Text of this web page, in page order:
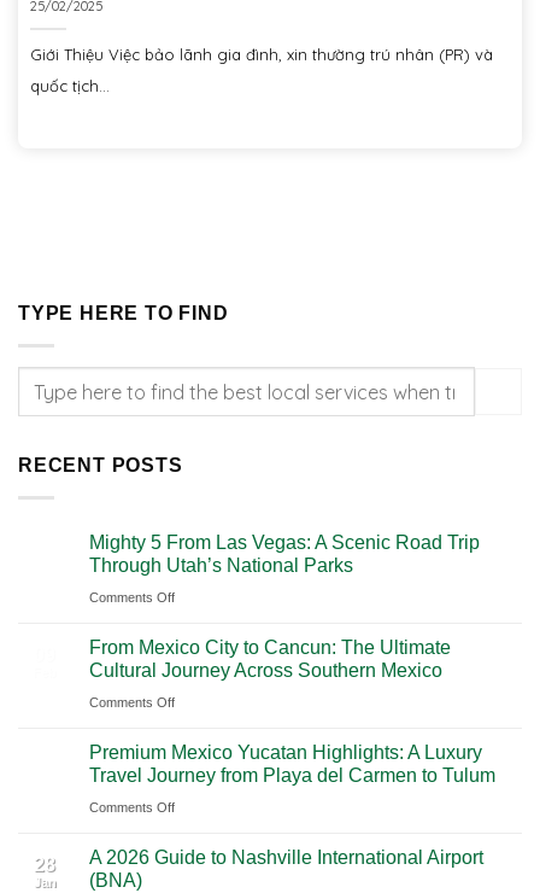
25/02/2025
Giới Thiệu Việc bảo lãnh gia đình, xin thường trú nhân (PR) và
quốc tịch...
TYPE HERE TO FIND
RECENT POSTS
Mighty 5 From Las Vegas: A Scenic Road Trip
Through Utah’s National Parks
Comments Offon
5
From
Las
A
Scenic
Road
Through
From Mexico City to Cancun: The Ultimate
Cultural Journey Across Southern Mexico
Comments Offon
Mexico
City
to
The
Premium Mexico Yucatan Highlights: A Luxury
Travel Journey from Playa del Carmen to Tulum
Comments Offon
Mexico
28
Jan
A 2026 Guide to Nashville International Airport
(BNA)